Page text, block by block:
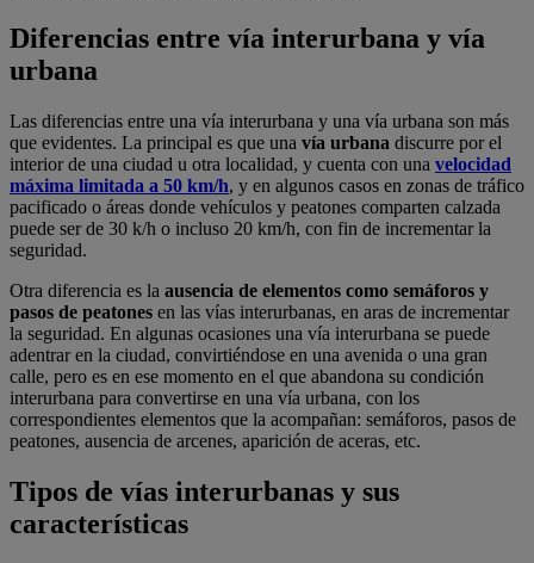
Diferencias entre vía interurbana y vía
urbana
Las diferencias entre una vía interurbana y una vía urbana son más
que evidentes. La principal es que una vía urbana discurre por el
interior de una ciudad u otra localidad, y cuenta con una velocidad
máxima limitada a 50 km/h, y en algunos casos en zonas de tráfico
pacificado o áreas donde vehículos y peatones comparten calzada
puede ser de 30 k/h o incluso 20 km/h, con fin de incrementar la
seguridad.
Otra diferencia es la ausencia de elementos como semáforos y
pasos de peatones en las vías interurbanas, en aras de incrementar
la seguridad. En algunas ocasiones una vía interurbana se puede
adentrar en la ciudad, convirtiéndose en una avenida o una gran
calle, pero es en ese momento en el que abandona su condición
interurbana para convertirse en una vía urbana, con los
correspondientes elementos que la acompañan: semáforos, pasos de
peatones, ausencia de arcenes, aparición de aceras, etc.
Tipos de vías interurbanas y sus
características